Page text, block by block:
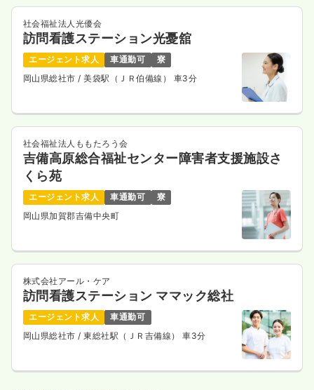
社会福祉法人光優会
訪問看護ステーション光憂舘
エージェント求人 車通勤可
寮
岡山県総社市 / 美袋駅（ＪＲ伯備線） 車3分
社会福祉法人ももたろう会
吉備高原総合福祉センター障害者支援施設さ
くら苑
エージェント求人 車通勤可
寮
岡山県加賀郡吉備中央町
株式会社アール・ケア
訪問看護ステーション ママック総社
エージェント求人
車通勤可
岡山県総社市 / 東総社駅（ＪＲ吉備線） 車3分